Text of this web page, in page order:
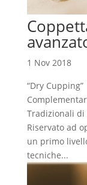
1 Nov 2018
“Dry
Tradizionali
Riservato ad
un primo
tecniche...